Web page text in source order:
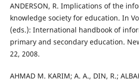
ANDERSON, R. Implications of the
knowledge society for education. In
(eds.): International handbook of
primary and secondary education.
22, 2008.
AHMAD M. KARIM; A. A., DIN, R.;